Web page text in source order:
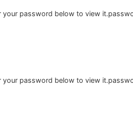
password below to view
password below to view